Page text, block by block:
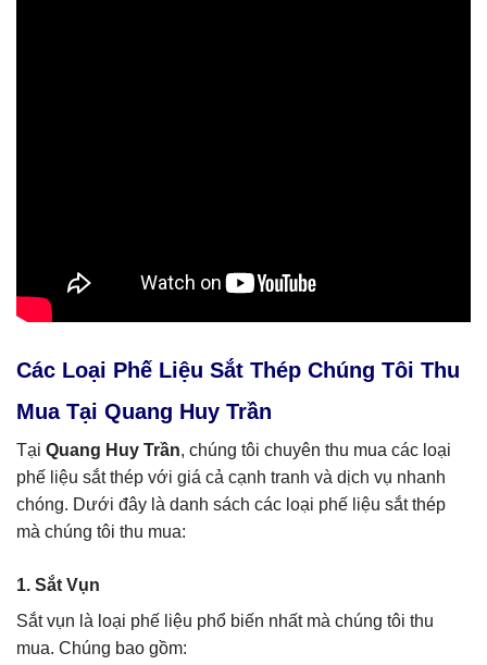
Các Loại Phế Liệu Sắt Thép Chúng Tôi Thu
Mua Tại Quang Huy Trần
Tại Quang Huy Trần, chúng tôi chuyên thu mua các loại
phế liệu sắt thép với giá cả cạnh tranh và dịch vụ nhanh
chóng. Dưới đây là danh sách các loại phế liệu sắt thép
mà chúng tôi thu mua:
1. Sắt Vụn
Sắt vụn là loại phế liệu phổ biến nhất mà chúng tôi thu
mua. Chúng bao gồm: